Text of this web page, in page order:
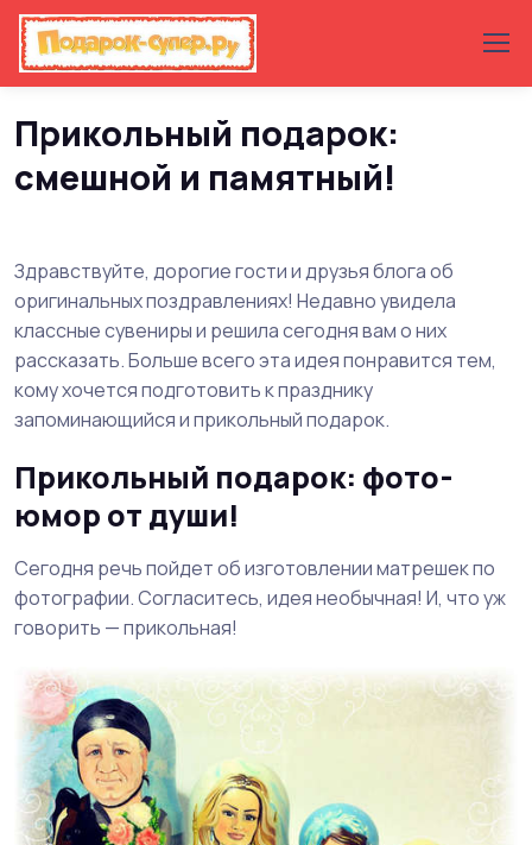
Главная Статьи с подарочными идеями
Прикольный подарок:
смешной и памятный!
Здравствуйте, дорогие гости и друзья блога об
оригинальных поздравлениях! Недавно увидела
классные сувениры и решила сегодня вам о них
рассказать. Больше всего эта идея понравится тем,
кому хочется подготовить к празднику
запоминающийся и прикольный подарок.
Прикольный подарок: фото-
юмор от души!
Сегодня речь пойдет об изготовлении матрешек по
фотографии. Согласитесь, идея необычная! И, что уж
говорить — прикольная!